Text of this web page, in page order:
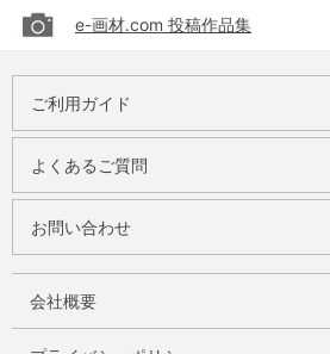
e-画材.com 投稿作品集
ご利用ガイド
よくあるご質問
お問い合わせ
会社概要